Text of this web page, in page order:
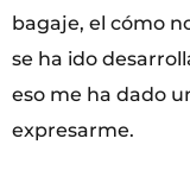
bagaje, el cómo
se ha ido
eso me ha dado
expresarme.